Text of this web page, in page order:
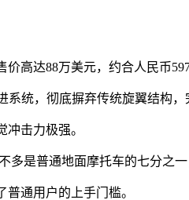
高达88万美元，约合人民币
统，彻底摒弃传统旋翼结构，
击力极强。
是普通地面摩托车的七分之
通用户的上手门槛。